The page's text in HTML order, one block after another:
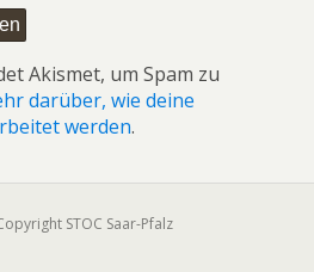
Akismet, um Spam zu
darüber, wie deine
werden.
STOC Saar-Pfalz